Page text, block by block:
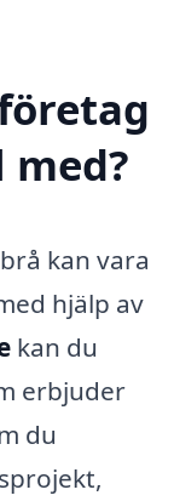
kan vara
hjälp av
kan du
erbjuder
du